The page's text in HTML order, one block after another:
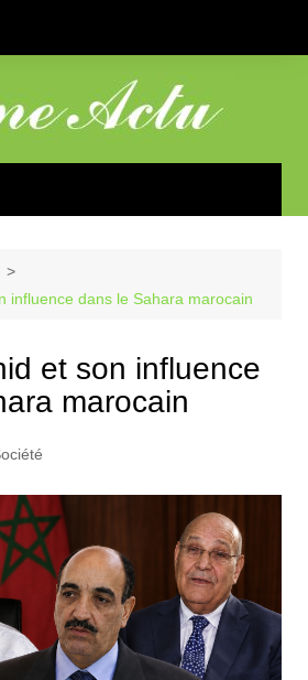
influence dans le Sahara marocain
et son influence
marocain